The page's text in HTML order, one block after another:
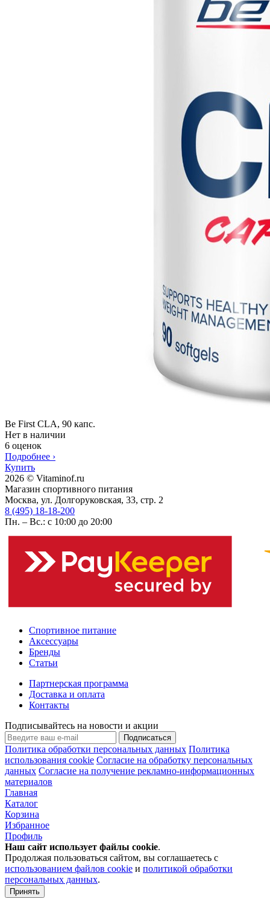
Be First CLA, 90 капс.
Нет в наличии
6 оценок
Подробнее ›
Купить
2026 © Vitaminof.ru
Магазин спортивного питания
Москва, ул. Долгоруковская, 33, стр. 2
8 (495) 18-18-200
Пн. – Вс.: с 10:00 до 20:00
Спортивное питание
Аксессуары
Бренды
Статьи
Партнерская программа
Доставка и оплата
Контакты
Подписывайтесь на новости и акции
Подписаться
Политика обработки персональных данных Политика
использования cookie Согласие на обработку персональных
данных Согласие на получение рекламно-информационных
материалов
Главная
Каталог
Корзина
Избранное
Профиль
Наш сайт использует файлы cookie.
Продолжая пользоваться сайтом, вы соглашаетесь с
использованием файлов cookie и политикой обработки
персональных данных.
Принять